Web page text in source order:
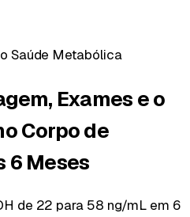
Saúde Metabólica
Exames e o
Corpo de
6 Meses
de 22 para 58 ng/mL em 6